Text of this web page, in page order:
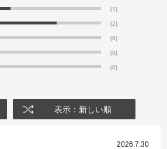
(1)
(2)
(0)
(0)
(0)
表示：新しい順
2026.7.30